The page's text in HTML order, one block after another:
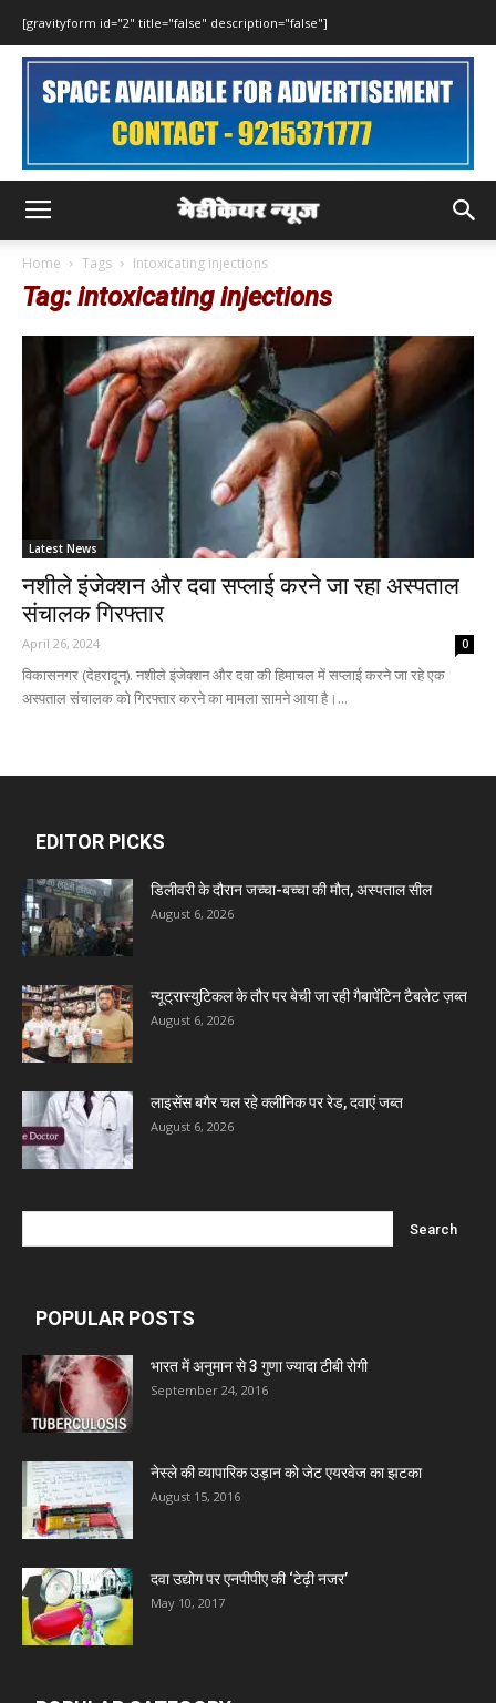
[gravityform id="2" title="false" description="false"]
Home Tags Intoxicating injections
Tag: intoxicating injections
Latest News
नशीले इंजेक्शन और दवा सप्लाई करने जा रहा अस्पताल
संचालक गिरफ्तार
April 26, 2024 0
विकासनगर (देहरादून). नशीले इंजेक्शन और दवा की हिमाचल में सप्लाई करने जा रहे एक
अस्पताल संचालक को गिरफ्तार करने का मामला सामने आया है।...
EDITOR PICKS
डिलीवरी के दौरान जच्चा-बच्चा की मौत, अस्पताल सील
August 6, 2026
न्यूट्रास्युटिकल के तौर पर बेची जा रही गैबापेंटिन टैबलेट ज़ब्त
August 6, 2026
लाइसेंस बगैर चल रहे क्लीनिक पर रेड, दवाएं जब्त
August 6, 2026
POPULAR POSTS
भारत में अनुमान से 3 गुणा ज्यादा टीबी रोगी
September 24, 2016
नेस्ले की व्यापारिक उड़ान को जेट एयरवेज का झटका
August 15, 2016
दवा उद्योग पर एनपीपीए की ‘टेढ़ी नजर’
May 10, 2017